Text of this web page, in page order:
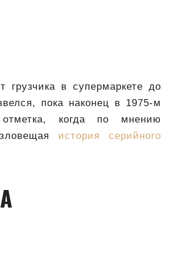
грузчика в супермаркете до
пока наконец в 1975-м
когда по мнению
история серийного